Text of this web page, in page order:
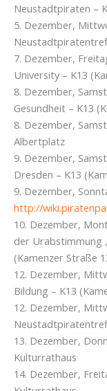
Neustadtpiraten –
5. Dezember,
7. Dezember,
University – K13
8. Dezember,
Gesundheit – K13
8. Dezember,
Albertplatz
9. Dezember,
Dresden – K13
9. Dezember,
http://
10. Dezember,
der Urabstimmung
(Kamenzer Straße
12. Dezember,
Bildung – K13
12. Dezember,
13. Dezember,
Kulturrathaus
14. Dezember,